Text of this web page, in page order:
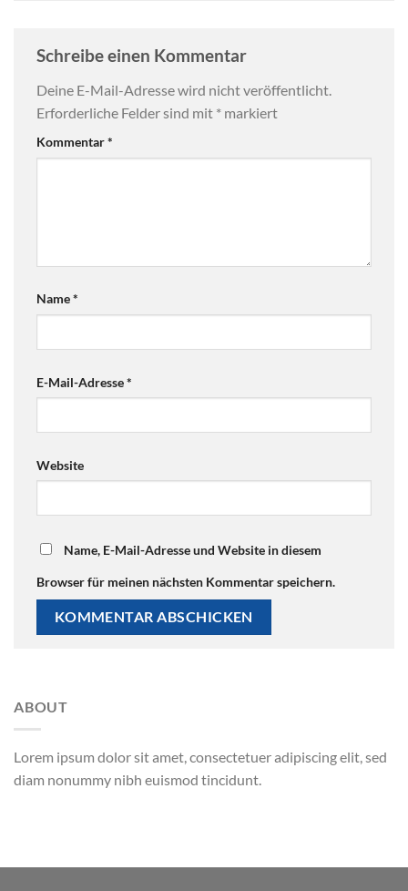
Schreibe einen Kommentar
Deine E-Mail-Adresse wird nicht veröffentlicht.
Erforderliche Felder sind mit * markiert
Kommentar*
Name*
E-Mail-Adresse*
Website
Name, E-Mail-Adresse und Website in diesem
Browser für meinen nächsten Kommentar speichern.
ABOUT
Lorem ipsum dolor sit amet, consectetuer adipiscing elit, sed
diam nonummy nibh euismod tincidunt.